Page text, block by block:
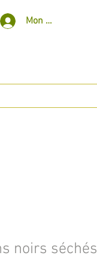
Mon compte
noirs séchés